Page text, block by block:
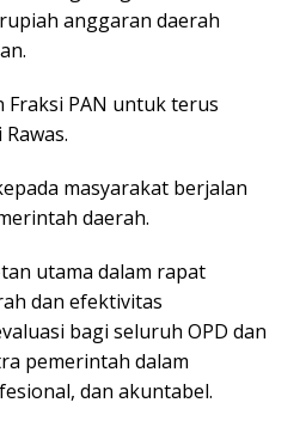
anggaran daerah
Fraksi PAN untuk terus
masyarakat berjalan
daerah.
utama dalam rapat
dan efektivitas
bagi seluruh OPD dan
pemerintah dalam
dan akuntabel.